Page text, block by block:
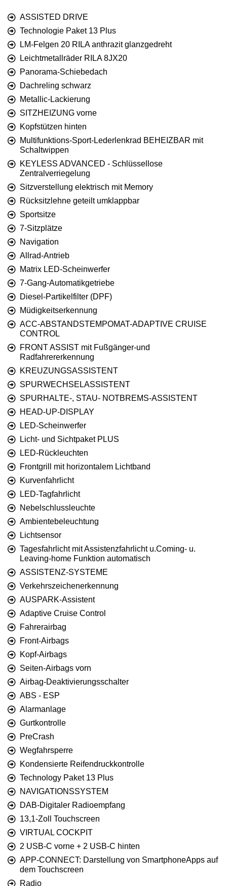
ASSISTED DRIVE
Technologie Paket 13 Plus
LM-Felgen 20 RILA anthrazit glanzgedreht
Leichtmetallräder RILA 8JX20
Panorama-Schiebedach
Dachreling schwarz
Metallic-Lackierung
SITZHEIZUNG vorne
Kopfstützen hinten
Multifunktions-Sport-Lederlenkrad BEHEIZBAR mit
Schaltwippen
KEYLESS ADVANCED - Schlüssellose
Zentralverriegelung
Sitzverstellung elektrisch mit Memory
Rücksitzlehne geteilt umklappbar
Sportsitze
7-Sitzplätze
Navigation
Allrad-Antrieb
Matrix LED-Scheinwerfer
7-Gang-Automatikgetriebe
Diesel-Partikelfilter (DPF)
Müdigkeitserkennung
ACC-ABSTANDSTEMPOMAT-ADAPTIVE CRUISE
CONTROL
FRONT ASSIST mit Fußgänger-und
Radfahrererkennung
KREUZUNGSASSISTENT
SPURWECHSELASSISTENT
SPURHALTE-, STAU- NOTBREMS-ASSISTENT
HEAD-UP-DISPLAY
LED-Scheinwerfer
Licht- und Sichtpaket PLUS
LED-Rückleuchten
Frontgrill mit horizontalem Lichtband
Kurvenfahrlicht
LED-Tagfahrlicht
Nebelschlussleuchte
Ambientebeleuchtung
Lichtsensor
Tagesfahrlicht mit Assistenzfahrlicht u.Coming- u.
Leaving-home Funktion automatisch
ASSISTENZ-SYSTEME
Verkehrszeichenerkennung
AUSPARK-Assistent
Adaptive Cruise Control
Fahrerairbag
Front-Airbags
Kopf-Airbags
Seiten-Airbags vorn
Airbag-Deaktivierungsschalter
ABS - ESP
Alarmanlage
Gurtkontrolle
PreCrash
Wegfahrsperre
Kondensierte Reifendruckkontrolle
Technology Paket 13 Plus
NAVIGATIONSSYSTEM
DAB-Digitaler Radioempfang
13,1-Zoll Touchscreen
VIRTUAL COCKPIT
2 USB-C vorne + 2 USB-C hinten
APP-CONNECT: Darstellung von SmartphoneApps auf
dem Touchscreen
Radio